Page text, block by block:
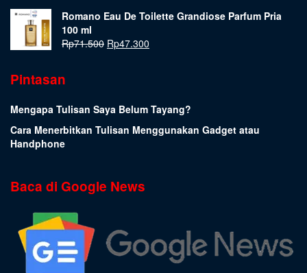
Romano Eau De Toilette Grandiose Parfum Pria
100 ml
Rp71.500 Rp47.300
Pintasan
Mengapa Tulisan Saya Belum Tayang?
Cara Menerbitkan Tulisan Menggunakan Gadget atau
Handphone
Baca di Google News